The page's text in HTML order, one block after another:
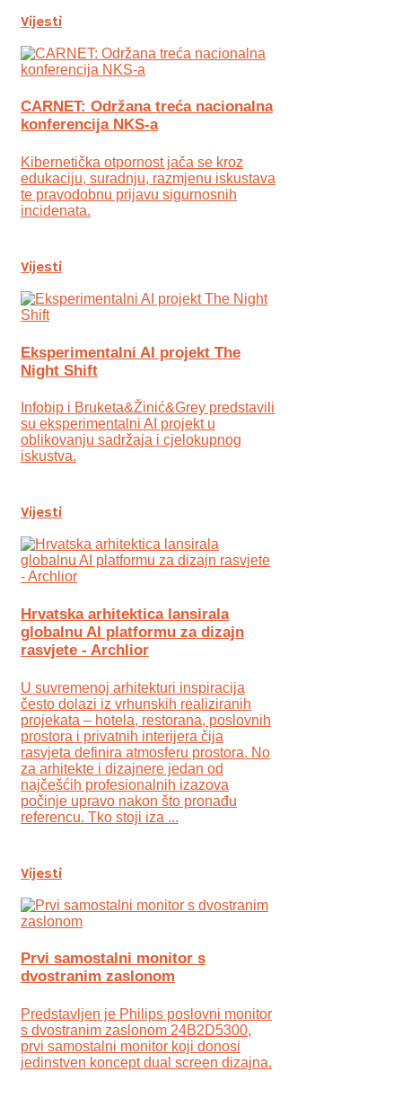
Vijesti
CARNET: Održana treća nacionalna
konferencija NKS-a
Kibernetička otpornost jača se kroz
edukaciju, suradnju, razmjenu iskustava
te pravodobnu prijavu sigurnosnih
incidenata.
Vijesti
Eksperimentalni AI projekt The
Night Shift
Infobip i Bruketa&Žinić&Grey predstavili
su eksperimentalni AI projekt u
oblikovanju sadržaja i cjelokupnog
iskustva.
Vijesti
Hrvatska arhitektica lansirala
globalnu AI platformu za dizajn
rasvjete - Archlior
U suvremenoj arhitekturi inspiracija
često dolazi iz vrhunskih realiziranih
projekata – hotela, restorana, poslovnih
prostora i privatnih interijera čija
rasvjeta definira atmosferu prostora. No
za arhitekte i dizajnere jedan od
najčešćih profesionalnih izazova
počinje upravo nakon što pronađu
referencu. Tko stoji iza ...
Vijesti
Prvi samostalni monitor s
dvostranim zaslonom
Predstavljen je Philips poslovni monitor
s dvostranim zaslonom 24B2D5300,
prvi samostalni monitor koji donosi
jedinstven koncept dual screen dizajna.